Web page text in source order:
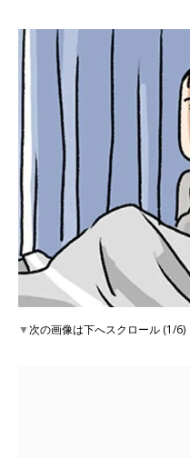
▼次の画像は下へスクロール (1/6)